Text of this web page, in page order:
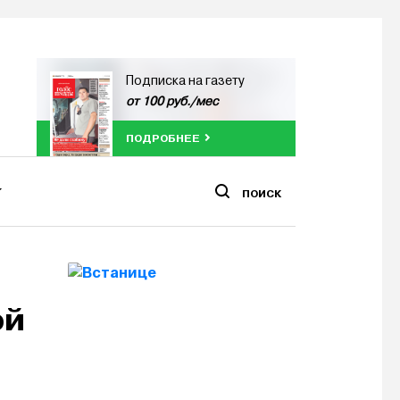
Подписка на газету
от 100 руб./мес
ПОДРОБНЕЕ
ПОИСК